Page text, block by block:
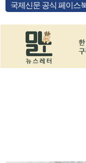
국제신문 공식 페이스